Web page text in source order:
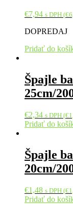
€7,94 s DPH (€
DOPREDAJ
Pridať do
Špajle
25cm/
€2,34 s DPH (€
Pridať do
Špajle
20cm/
€1,48 s DPH (€
Pridať do